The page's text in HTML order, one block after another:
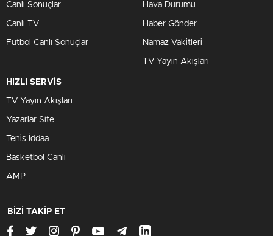
Canlı Sonuçlar
Canlı TV
Futbol Canlı Sonuçlar
Hava Durumu
Haber Gönder
Namaz Vakitleri
TV Yayın Akışları
HIZLI SERVİS
TV Yayın Akışları
Yazarlar Site
Tenis İddaa
Basketbol Canlı
AMP
BİZİ TAKİP ET